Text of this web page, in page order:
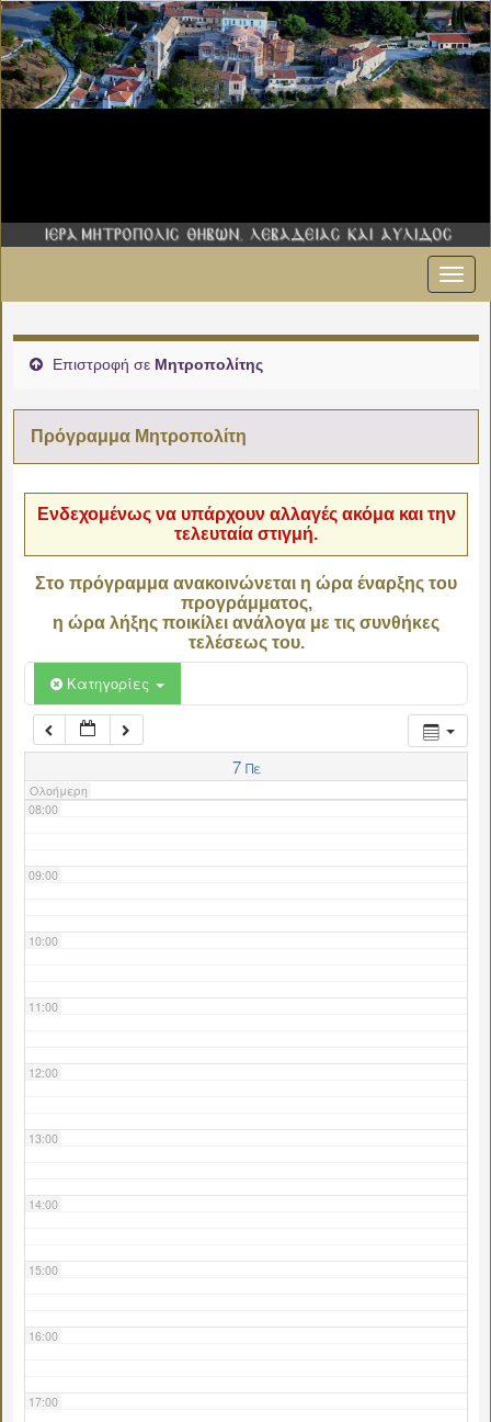
Επιστροφή σε Μητροπολίτης
Πρόγραμμα Μητροπολίτη
Ενδεχομένως να υπάρχουν αλλαγές ακόμα και την
τελευταία στιγμή.
Στο πρόγραμμα ανακοινώνεται η ώρα έναρξης του
προγράμματος,
η ώρα λήξης ποικίλει ανάλογα με τις συνθήκες
τελέσεως του.
Κατηγορίες
7 Πε
Ολοήμερη
02:00
06:00
07:00
08:00
09:00
10:00
11:00
12:00
13:00
14:00
15:00
16:00
17:00